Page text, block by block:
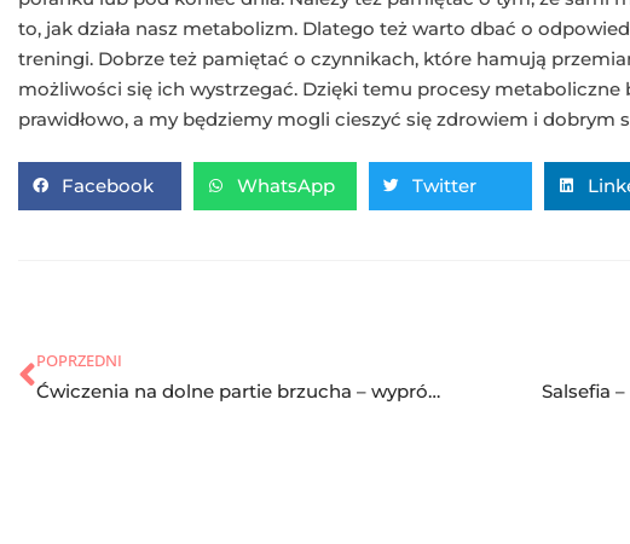
to, jak działa nasz metabolizm. Dlatego też warto dbać o
treningi. Dobrze też pamiętać o czynnikach, które hamują
możliwości się ich wystrzegać. Dzięki temu procesy metaboliczne
prawidłowo, a my będziemy mogli cieszyć się zdrowiem i dobrym
Facebook WhatsApp Twitter
POPRZEDNI
Ćwiczenia na dolne partie brzucha – wypróbuj w domu! Salsefia